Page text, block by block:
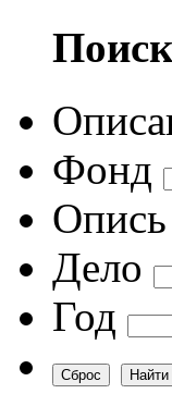
Поиск
Фонд
Опись
Дело
Год